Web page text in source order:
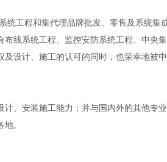
工程和集代理品牌批发、零售及系统集
线系统工程、监控安防系统工程、中央
设计、施工的认可的同时，也荣幸地被
、安装施工能力；并与国内外的其他专
。